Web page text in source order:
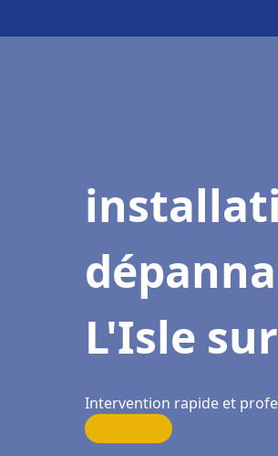
L'Isle
Intervention rapide et